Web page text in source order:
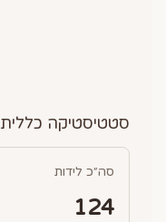
סטטיסטיקה כללית
סה״כ לידות
124